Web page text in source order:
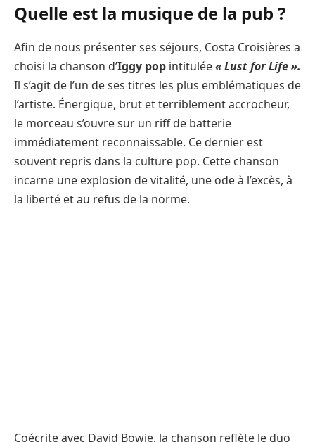
Quelle est la musique de la pub ?
Afin de nous présenter ses séjours, Costa Croisières a
choisi la chanson d’Iggy pop intitulée« Lust for Life ».
Il s’agit de l’un de ses titres les plus emblématiques de
l’artiste. Énergique, brut et terriblement accrocheur,
le morceau s’ouvre sur un riff de batterie
immédiatement reconnaissable. Ce dernier est
souvent repris dans la culture pop. Cette chanson
incarne une explosion de vitalité, une ode à l’excès, à
la liberté et au refus de la norme.
Coécrite avec David Bowie, la chanson reflète le duo